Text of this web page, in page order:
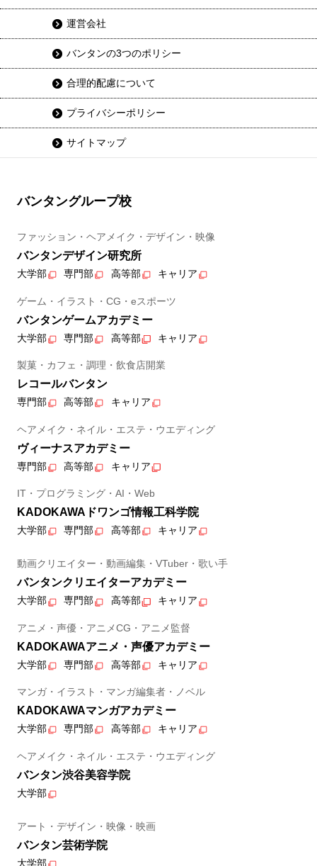
運営会社
バンタンの3つのポリシー
合理的配慮について
プライバシーポリシー
サイトマップ
バンタングループ校
ファッション・ヘアメイク・デザイン・映像
バンタンデザイン研究所
大学部 専門部 高等部 キャリア
ゲーム・イラスト・CG・eスポーツ
バンタンゲームアカデミー
大学部 専門部 高等部 キャリア
製菓・カフェ・調理・飲食店開業
レコールバンタン
専門部 高等部 キャリア
ヘアメイク・ネイル・エステ・ウエディング
ヴィーナスアカデミー
専門部 高等部 キャリア
IT・プログラミング・AI・Web
KADOKAWAドワンゴ情報工科学院
大学部 専門部 高等部 キャリア
動画クリエイター・動画編集・VTuber・歌い手
バンタンクリエイターアカデミー
大学部 専門部 高等部 キャリア
アニメ・声優・アニメCG・アニメ監督
KADOKAWAアニメ・声優アカデミー
大学部 専門部 高等部 キャリア
マンガ・イラスト・マンガ編集者・ノベル
KADOKAWAマンガアカデミー
大学部 専門部 高等部 キャリア
ヘアメイク・ネイル・エステ・ウエディング
バンタン渋谷美容学院
大学部
アート・デザイン・映像・映画
バンタン芸術学院
大学部